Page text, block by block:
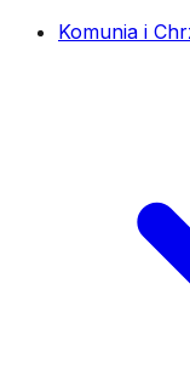
Komunia i